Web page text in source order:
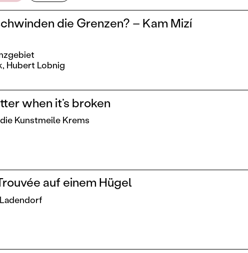
die Grenzen? – Kam Mizí
Hubert Lobnig
when it’s broken
Kunstmeile Krems
auf einem Hügel